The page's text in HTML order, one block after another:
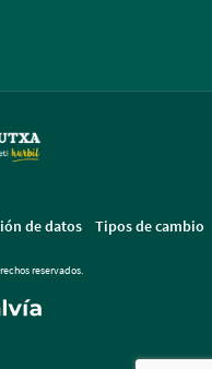
de datos Tipos de cambio
reservados.